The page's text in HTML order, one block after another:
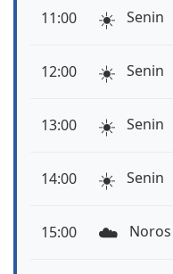
11:00 ☀️ Senin
12:00 ☀️ Senin
13:00 ☀️ Senin
14:00 ☀️ Senin
15:00 ☁️ Noros